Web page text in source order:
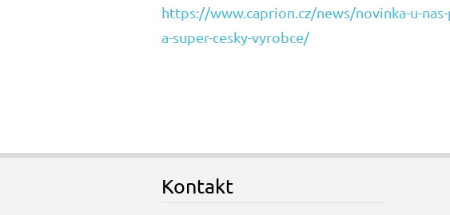
https://www.caprion.cz/news/novinka-u-
a-super-cesky-vyrobce/
Kontakt